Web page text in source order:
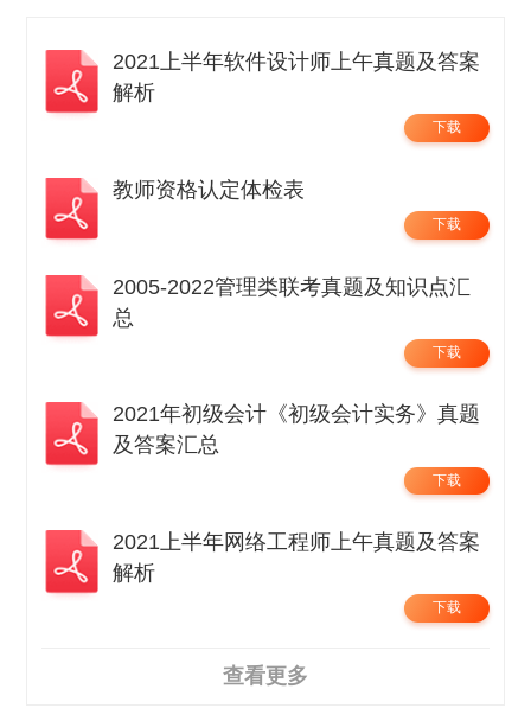
2021上半年软件设计师上午真题及答案
解析
下载
教师资格认定体检表
下载
2005-2022管理类联考真题及知识点汇
总
下载
2021年初级会计《初级会计实务》真题
及答案汇总
下载
2021上半年网络工程师上午真题及答案
解析
下载
查看更多